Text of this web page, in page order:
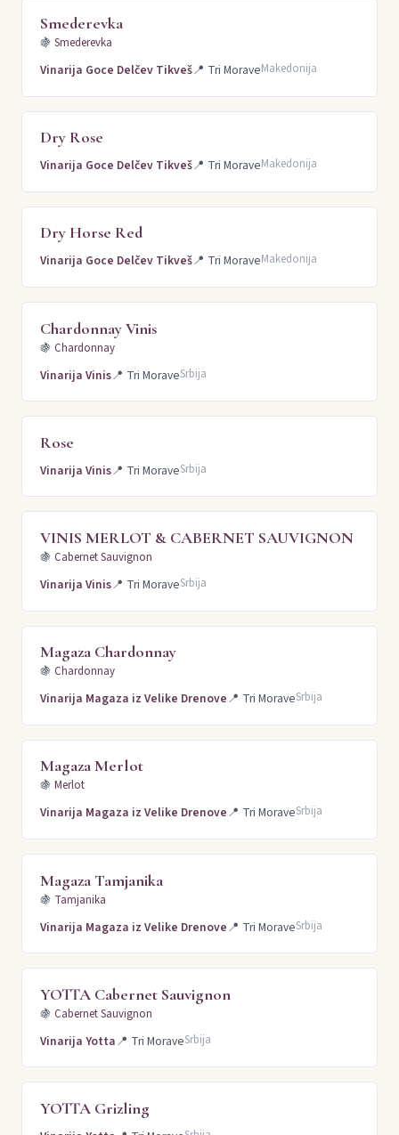
Smederevka
🍇 Smederevka
Vinarija Goce Delčev Tikveš📍 Tri MoraveMakedonija
Dry Rose
Vinarija Goce Delčev Tikveš📍 Tri MoraveMakedonija
Dry Horse Red
Vinarija Goce Delčev Tikveš📍 Tri MoraveMakedonija
Chardonnay Vinis
🍇 Chardonnay
Vinarija Vinis📍 Tri MoraveSrbija
Rose
Vinarija Vinis📍 Tri MoraveSrbija
VINIS MERLOT & CABERNET SAUVIGNON
🍇 Cabernet Sauvignon
Vinarija Vinis📍 Tri MoraveSrbija
Magaza Chardonnay
🍇 Chardonnay
Vinarija Magaza iz Velike Drenove📍 Tri MoraveSrbija
Magaza Merlot
🍇 Merlot
Vinarija Magaza iz Velike Drenove📍 Tri MoraveSrbija
Magaza Tamjanika
🍇 Tamjanika
Vinarija Magaza iz Velike Drenove📍 Tri MoraveSrbija
YOTTA Cabernet Sauvignon
🍇 Cabernet Sauvignon
Vinarija Yotta📍 Tri MoraveSrbija
YOTTA Grizling